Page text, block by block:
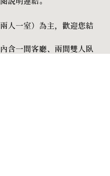
人一室）為主，歡迎您結
含一間客廳、兩間雙人臥